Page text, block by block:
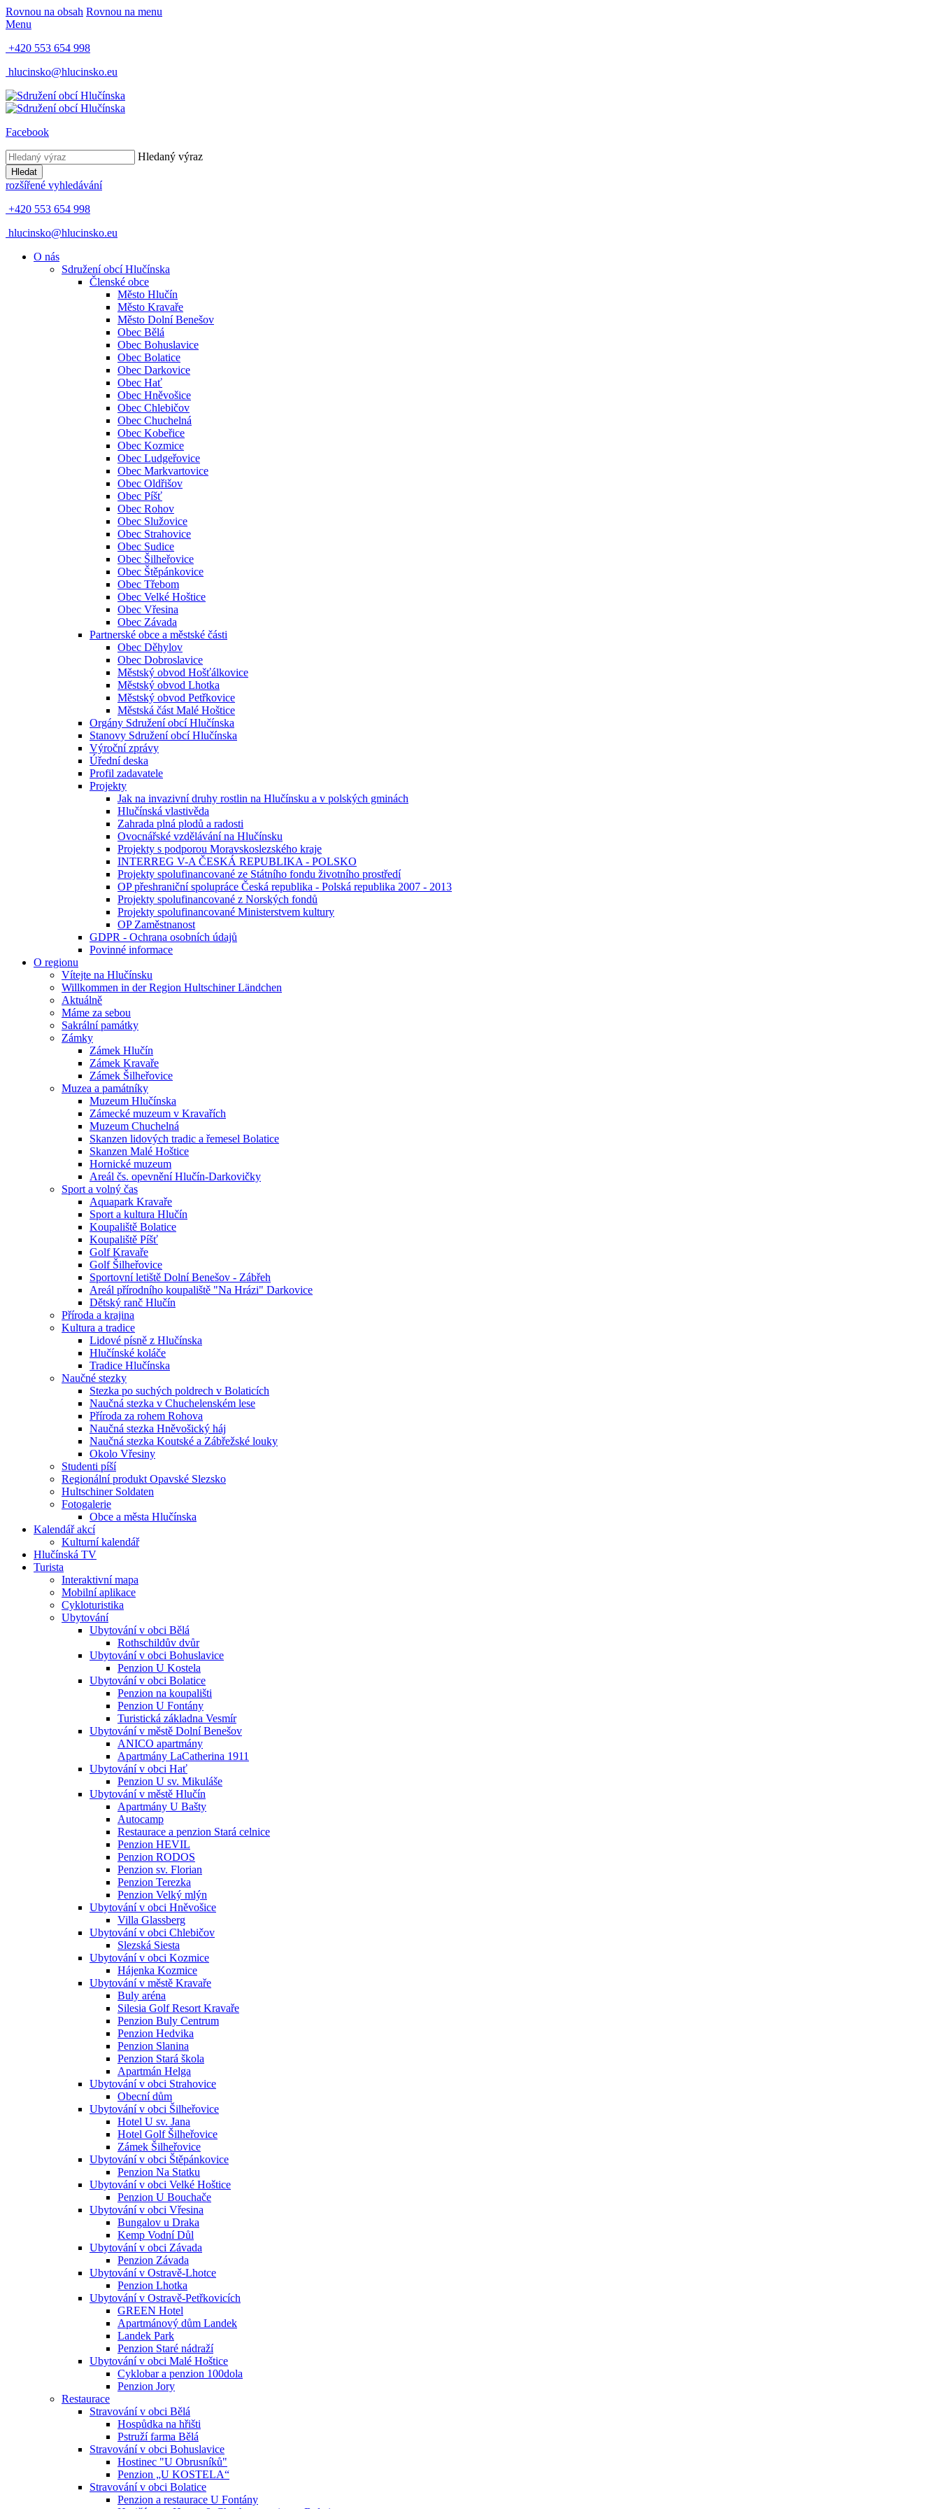
Rovnou na obsah Rovnou na menu
Menu
+420 553 654 998
hlucinsko@hlucinsko.eu
Facebook
Hledaný výraz
Hledat
rozšířené vyhledávání
+420 553 654 998
hlucinsko@hlucinsko.eu
O nás
Sdružení obcí Hlučínska
Členské obce
Město Hlučín
Město Kravaře
Město Dolní Benešov
Obec Bělá
Obec Bohuslavice
Obec Bolatice
Obec Darkovice
Obec Hať
Obec Hněvošice
Obec Chlebičov
Obec Chuchelná
Obec Kobeřice
Obec Kozmice
Obec Ludgeřovice
Obec Markvartovice
Obec Oldřišov
Obec Píšť
Obec Rohov
Obec Služovice
Obec Strahovice
Obec Sudice
Obec Šilheřovice
Obec Štěpánkovice
Obec Třebom
Obec Velké Hoštice
Obec Vřesina
Obec Závada
Partnerské obce a městské části
Obec Děhylov
Obec Dobroslavice
Městský obvod Hošťálkovice
Městský obvod Lhotka
Městský obvod Petřkovice
Městská část Malé Hoštice
Orgány Sdružení obcí Hlučínska
Stanovy Sdružení obcí Hlučínska
Výroční zprávy
Úřední deska
Profil zadavatele
Projekty
Jak na invazivní druhy rostlin na Hlučínsku a v polských gminách
Hlučínská vlastivěda
Zahrada plná plodů a radosti
Ovocnářské vzdělávání na Hlučínsku
Projekty s podporou Moravskoslezského kraje
INTERREG V-A ČESKÁ REPUBLIKA - POLSKO
Projekty spolufinancované ze Státního fondu životního prostředí
OP přeshraniční spolupráce Česká republika - Polská republika 2007 - 2013
Projekty spolufinancované z Norských fondů
Projekty spolufinancované Ministerstvem kultury
OP Zaměstnanost
GDPR - Ochrana osobních údajů
Povinné informace
O regionu
Vítejte na Hlučínsku
Willkommen in der Region Hultschiner Ländchen
Aktuálně
Máme za sebou
Sakrální památky
Zámky
Zámek Hlučín
Zámek Kravaře
Zámek Šilheřovice
Muzea a památníky
Muzeum Hlučínska
Zámecké muzeum v Kravařích
Muzeum Chuchelná
Skanzen lidových tradic a řemesel Bolatice
Skanzen Malé Hoštice
Hornické muzeum
Areál čs. opevnění Hlučín-Darkovičky
Sport a volný čas
Aquapark Kravaře
Sport a kultura Hlučín
Koupaliště Bolatice
Koupaliště Píšť
Golf Kravaře
Golf Šilheřovice
Sportovní letiště Dolní Benešov - Zábřeh
Areál přírodního koupaliště "Na Hrázi" Darkovice
Dětský ranč Hlučín
Příroda a krajina
Kultura a tradice
Lidové písně z Hlučínska
Hlučínské koláče
Tradice Hlučínska
Naučné stezky
Stezka po suchých poldrech v Bolaticích
Naučná stezka v Chuchelenském lese
Příroda za rohem Rohova
Naučná stezka Hněvošický háj
Naučná stezka Koutské a Zábřežské louky
Okolo Vřesiny
Studenti píší
Regionální produkt Opavské Slezsko
Hultschiner Soldaten
Fotogalerie
Obce a města Hlučínska
Kalendář akcí
Kulturní kalendář
Hlučínská TV
Turista
Interaktivní mapa
Mobilní aplikace
Cykloturistika
Ubytování
Ubytování v obci Bělá
Rothschildův dvůr
Ubytování v obci Bohuslavice
Penzion U Kostela
Ubytování v obci Bolatice
Penzion na koupališti
Penzion U Fontány
Turistická základna Vesmír
Ubytování v městě Dolní Benešov
ANICO apartmány
Apartmány LaCatherina 1911
Ubytování v obci Hať
Penzion U sv. Mikuláše
Ubytování v městě Hlučín
Apartmány U Bašty
Autocamp
Restaurace a penzion Stará celnice
Penzion HEVIL
Penzion RODOS
Penzion sv. Florian
Penzion Terezka
Penzion Velký mlýn
Ubytování v obci Hněvošice
Villa Glassberg
Ubytování v obci Chlebičov
Slezská Siesta
Ubytování v obci Kozmice
Hájenka Kozmice
Ubytování v městě Kravaře
Buly aréna
Silesia Golf Resort Kravaře
Penzion Buly Centrum
Penzion Hedvika
Penzion Slanina
Penzion Stará škola
Apartmán Helga
Ubytování v obci Strahovice
Obecní dům
Ubytování v obci Šilheřovice
Hotel U sv. Jana
Hotel Golf Šilheřovice
Zámek Šilheřovice
Ubytování v obci Štěpánkovice
Penzion Na Statku
Ubytování v obci Velké Hoštice
Penzion U Bouchače
Ubytování v obci Vřesina
Bungalov u Draka
Kemp Vodní Důl
Ubytování v obci Závada
Penzion Závada
Ubytování v Ostravě-Lhotce
Penzion Lhotka
Ubytování v Ostravě-Petřkovicích
GREEN Hotel
Apartmánový dům Landek
Landek Park
Penzion Staré nádraží
Ubytování v obci Malé Hoštice
Cyklobar a penzion 100dola
Penzion Jory
Restaurace
Stravování v obci Bělá
Hospůdka na hřišti
Pstruží farma Bělá
Stravování v obci Bohuslavice
Hostinec "U Obrusníků"
Penzion „U KOSTELA“
Stravování v obci Bolatice
Penzion a restaurace U Fontány